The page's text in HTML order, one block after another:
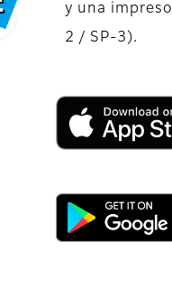
y una
2 / SP-3).